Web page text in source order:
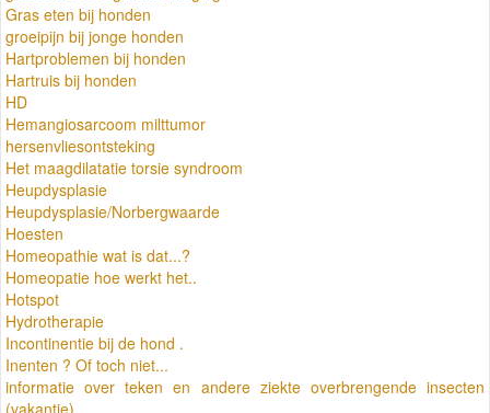
Gras eten bij honden
groeipijn bij jonge honden
Hartproblemen bij honden
Hartruis bij honden
HD
Hemangiosarcoom milttumor
hersenvliesontsteking
Het maagdilatatie torsie syndroom
Heupdysplasie
Heupdysplasie/Norbergwaarde
Hoesten
Homeopathie wat is dat...?
Homeopatie hoe werkt het..
Hotspot
Hydrotherapie
Incontinentie bij de hond .
Inenten ? Of toch niet...
informatie over teken en andere ziekte overbrengende insecten